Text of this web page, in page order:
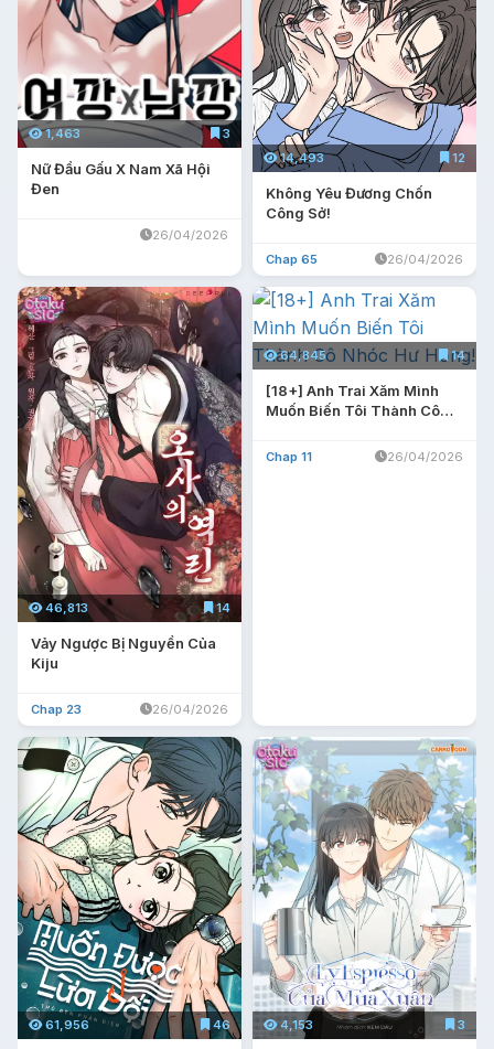
1,463 3
Nữ Đầu Gấu X Nam Xã Hội
Đen
26/04/2026
14,493 12
Không Yêu Đương Chốn
Công Sở!
Chap 65 26/04/2026
46,813 14
Vảy Ngược Bị Nguyền Của
Kiju
Chap 23 26/04/2026
64,845 14
[18+] Anh Trai Xăm Mình
Muốn Biến Tôi Thành Cô
Chap 11 26/04/2026
61,956 46 4,153 3